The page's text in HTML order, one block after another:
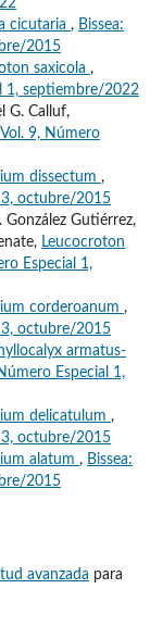
cicutaria , Bissea:
2015
saxicola ,
1, septiembre/2022
G. Calluf,
Vol. 9, Número
dissectum ,
3, octubre/2015
González Gutiérrez,
Leucocroton
Especial 1,
corderoanum ,
3, octubre/2015
armatus-
Especial 1,
delicatulum ,
3, octubre/2015
alatum , Bissea:
2015
avanzada para